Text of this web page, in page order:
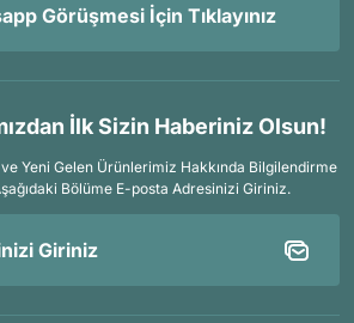
Görüşmesi İçin Tıklayınız
İlk Sizin Haberiniz Olsun!
Yeni Gelen Ürünlerimiz Hakkında Bilgilendirme
Bölüme E-posta Adresinizi Giriniz.